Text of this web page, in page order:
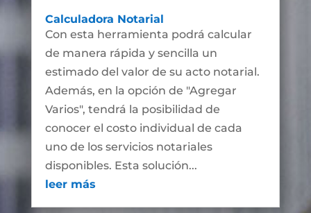
Calculadora Notarial
Con esta herramienta podrá calcular
de manera rápida y sencilla un
estimado del valor de su acto notarial.
Además, en la opción de "Agregar
Varios", tendrá la posibilidad de
conocer el costo individual de cada
uno de los servicios notariales
disponibles. Esta solución...
leer más